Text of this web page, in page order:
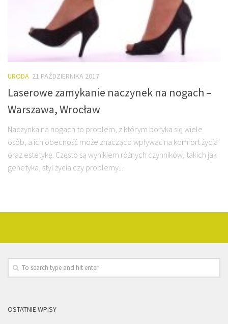
URODA 21 PAŹDZIERNIKA 2017
Laserowe zamykanie naczynek na nogach –
Warszawa, Wrocław
Naczynka na nogach to problem, z którym boryka się wiele
osób, a ich obecność może znacząco wpływać na komfort życia
oraz estetykę. Często są wynikiem różnych czynników, takich jak
genetyka, styl życia czy problemy...
OSTATNIE WPISY